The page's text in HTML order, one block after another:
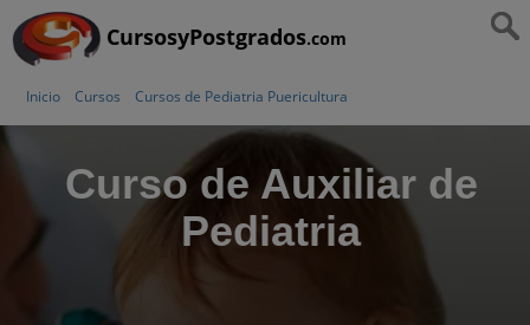
CursosyPostgrados.com
Inicio Cursos Cursos de Pediatria Puericultura
Curso de Auxiliar de
Pediatria